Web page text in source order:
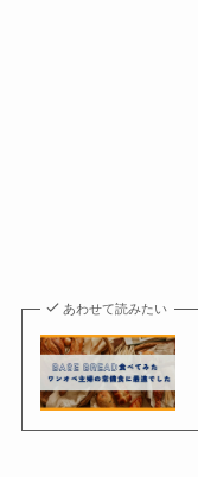
あわせて読みたい